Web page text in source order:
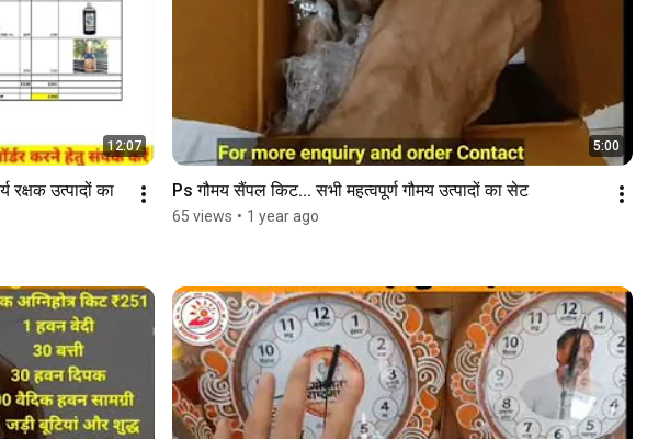
12:07
रक्षक उत्पादों का
5:00
Ps गौमय सैंपल किट... सभी महत्वपूर्ण गौमय उत्पादों का सेट
65 views • 1 year ago